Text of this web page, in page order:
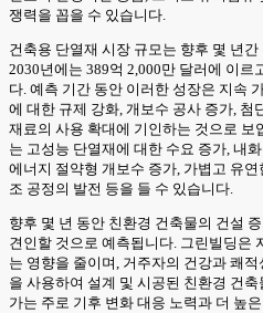
쟁력을 꼽을 수 있습니다.
건축용 단열재 시장 규모는 향후 몇 년
2030년에는 389억 2,000만 달러에 이르
다. 예측 기간 동안 이러한 성장은 지속
에 대한 규제 강화, 개보수 공사 증가, 첨
재료의 사용 확대에 기인하는 것으로 보
는 고성능 단열재에 대한 수요 증가, 내
에너지 절약형 개보수 증가, 가볍고 유
조 공정의 발전 등을 들 수 있습니다.
향후 몇 년 동안 친환경 건축물의 건설
견인할 것으로 예측됩니다. 그린빌딩은
는 영향을 줄이며, 거주자의 건강과 쾌
을 사용하여 설계 및 시공된 친환경 건
가는 주로 기후 변화 대응 노력과 더 높